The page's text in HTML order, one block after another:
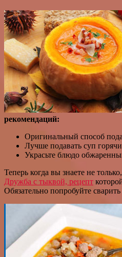
рекомендаций:
Оригинальный способ
Лучше подавать суп
Украсьте блюдо
Теперь когда вы знаете не
Дружба с тыквой, рецепт
Обязательно попробуйте